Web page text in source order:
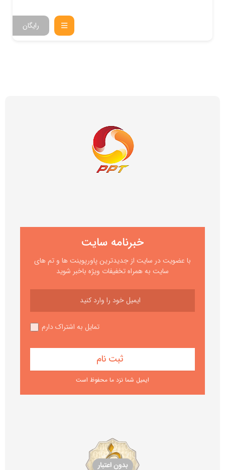
رایگان
خبرنامه سایت
با عضویت در سایت از جدیدترین پاورپوینت ها و تم های
سایت به همراه تخفیفات ویژه باخبر شوید
تمایل به اشتراک دارم
ایمیل شما نزد ما محفوظ است